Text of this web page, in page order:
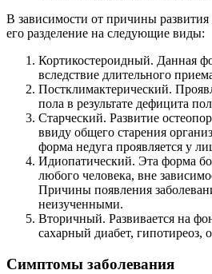
В зависимости от причины
его разделение на следующие виды:
Кортикостероидный. Данная
вследствие длительного
Постклимактерический.
пола в результате дефицита
Старческий. Развитие
ввиду общего старения
форма недуга проявляется у
Идиопатический. Эта форма
любого человека, вне
Причины появления
неизученными.
Вторичный. Развивается на
сахарный диабет, гипотиреоз,
Симптомы заболевания